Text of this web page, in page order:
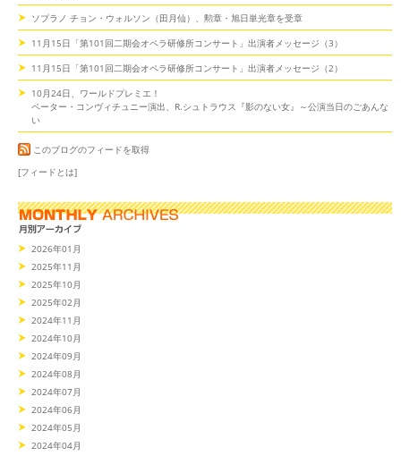
ソプラノ チョン・ウォルソン（田月仙）、勲章・旭日単光章を受章
11月15日「第101回二期会オペラ研修所コンサート」出演者メッセージ（3）
11月15日「第101回二期会オペラ研修所コンサート」出演者メッセージ（2）
10月24日、ワールドプレミエ！
ペーター・コンヴィチュニー演出、R.シュトラウス『影のない女』～公演当日のごあんな
い
このブログのフィードを取得
[フィードとは]
2026年01月
2025年11月
2025年10月
2025年02月
2024年11月
2024年10月
2024年09月
2024年08月
2024年07月
2024年06月
2024年05月
2024年04月